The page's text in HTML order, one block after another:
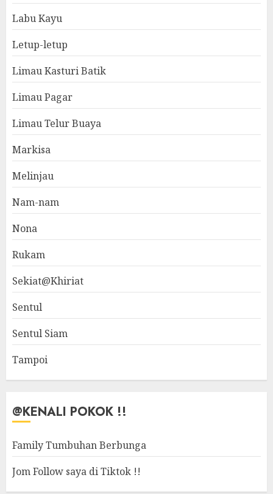
Labu Kayu
Letup-letup
Limau Kasturi Batik
Limau Pagar
Limau Telur Buaya
Markisa
Melinjau
Nam-nam
Nona
Rukam
Sekiat@Khiriat
Sentul
Sentul Siam
Tampoi
@KENALI POKOK !!
Family Tumbuhan Berbunga
Jom Follow saya di Tiktok !!